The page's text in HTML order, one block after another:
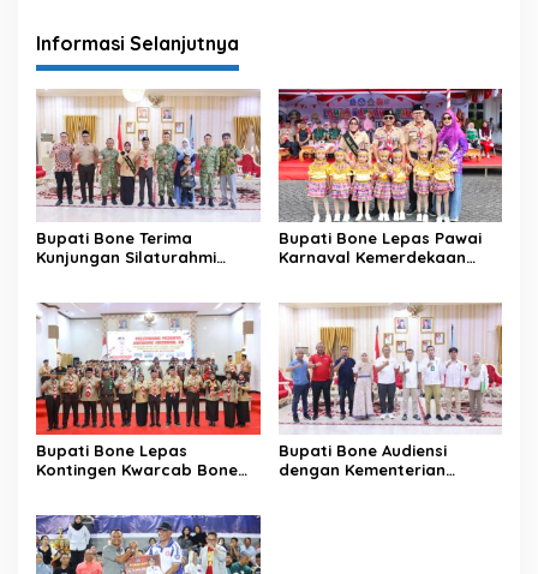
Informasi Selanjutnya
Bupati Bone Terima
Kunjungan Silaturahmi
Bupati Bone Lepas Pawai
Karnaval Kemerdekaan
Bupati Bone Lepas
Kontingen Kwarcab Bone
Bupati Bone Audiensi
dengan Kementerian